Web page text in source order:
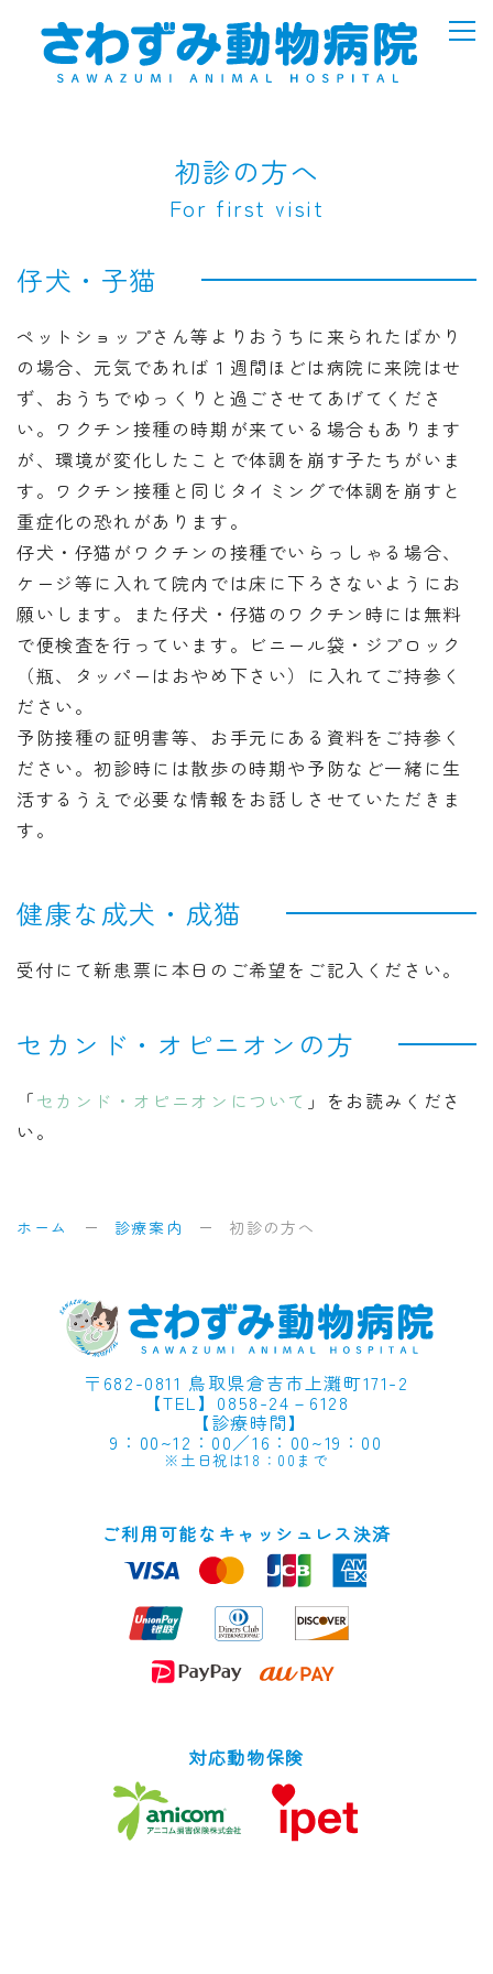
初診の方へ
For first visit
仔犬・子猫
ペットショップさん等よりおうちに来られたばかり
の場合、元気であれば１週間ほどは病院 に来院はせ
ず、おうちでゆっくりと過ごさせてあげてくださ
い。ワクチン接種の時期が来てい る場合もあります
が、環境が変化したことで体調を崩す子たちがいま
す。ワクチン接種と同じタイミングで体調を崩すと
重症化の恐れがあります。
仔犬・ 仔猫がワクチンの接種でいらっしゃる場合、
ケージ等に入れて院内では床に下ろさないようにお
願いします。また仔犬・ 仔猫 のワクチン時には無料
で便検査を行っています。ビニール袋・ジプロック
（瓶、タッパーはおやめ下さい）に入れてご持参く
ださい。
予防接種の証明書等、お手元にある資料をご持参く
ださい。初診時には散歩の時期や予防など一緒に生
活するうえで必要な情報をお話しさせていただきま
す。
健康な成犬・成猫
受付にて新患票に本日のご希望をご記入ください。
セカンド・オピニオンの方
「セカンド・オピニオンについて 」をお読みくださ
い。
ホーム 診療案内 初診の方へ
〒682-0811 鳥取県倉吉市上灘町171-2
【TEL】0858-24－6128
【診療時間】
9：00~12：00／16：00~19：00
※土日祝は18：00まで
ご利用可能なキャッシュレス決済
対応動物保険